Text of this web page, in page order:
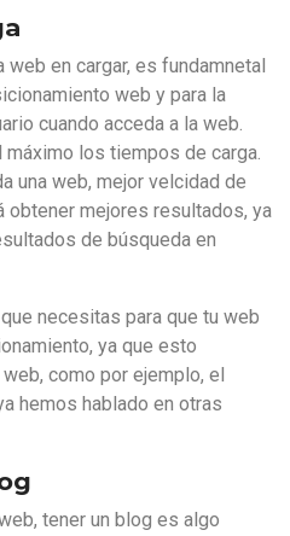
en cargar, es fundamnetal
web y para la
cuando acceda a la web.
los tiempos de carga.
una web, mejor velcidad de
obtener mejores resultados, ya
de búsqueda en
necesitas para que tu web
ya que esto
como por ejemplo, el
hemos hablado en otras
tener un blog es algo